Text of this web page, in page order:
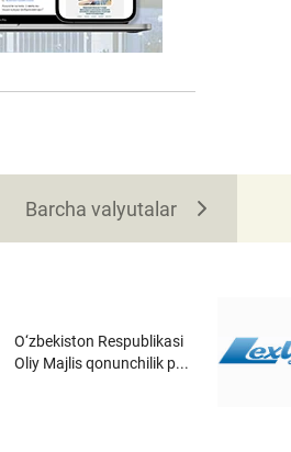
Barcha valyutalar
O‘zbekiston Respublikasi
Oliy Majlis qonunchilik p...